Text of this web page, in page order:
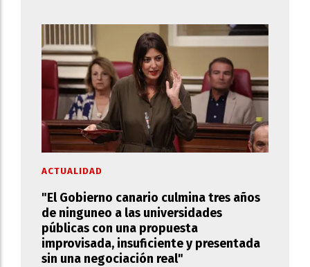
"El Gobierno canario culmina tres años
de ninguneo a las universidades
públicas con una propuesta
improvisada, insuficiente y presentada
sin una negociación real"
ACTUALIDAD